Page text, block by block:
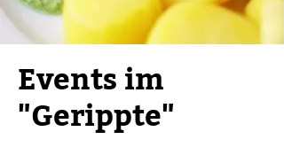
Events im
"Gerippte"